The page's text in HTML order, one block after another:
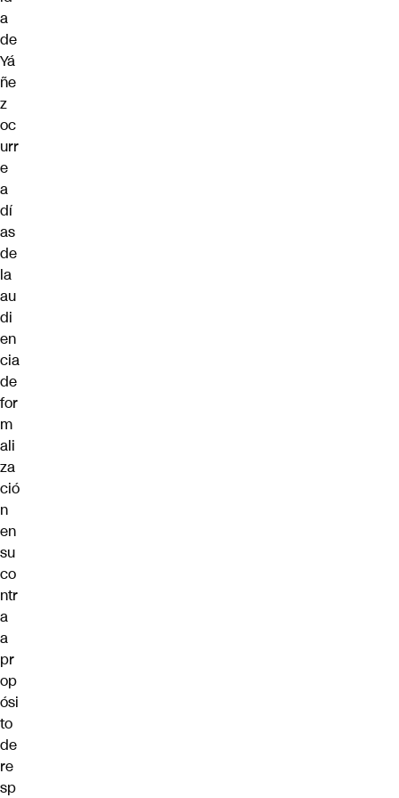
a
de
Yá
ñe
z
oc
urr
e
a
dí
as
de
la
au
di
en
cia
de
for
m
ali
za
ció
n
en
su
co
ntr
a
a
pr
op
ósi
to
de
re
sp